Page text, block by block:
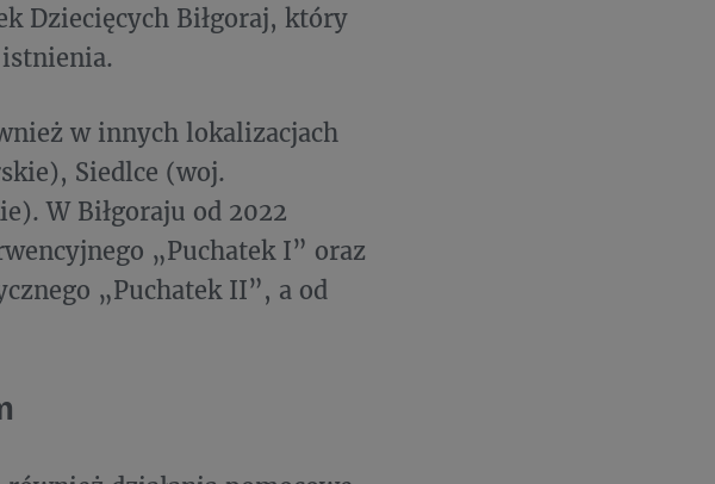
Dziecięcych Biłgoraj, który
w innych lokalizacjach
Siedlce (woj.
W Biłgoraju od 2022
„Puchatek I” oraz
„Puchatek II”, a od